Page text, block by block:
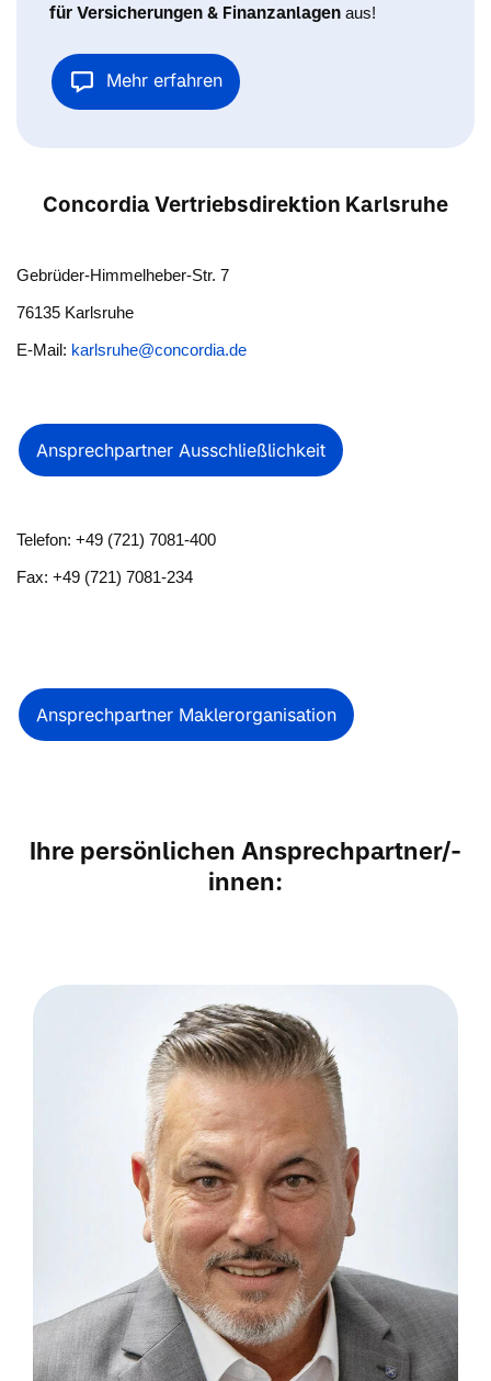
für Versicherungen & Finanzanlagen aus!
Mehr erfahren
Concordia Vertriebsdirektion Karlsruhe
Gebrüder-Himmelheber-Str. 7
76135 Karlsruhe
E-Mail: karlsruhe@concordia.de
Ansprechpartner Ausschließlichkeit
Telefon: +49 (721) 7081-400
Fax: +49 (721) 7081-234
Ansprechpartner Maklerorganisation
Ihre persönlichen Ansprechpartner/-
innen: